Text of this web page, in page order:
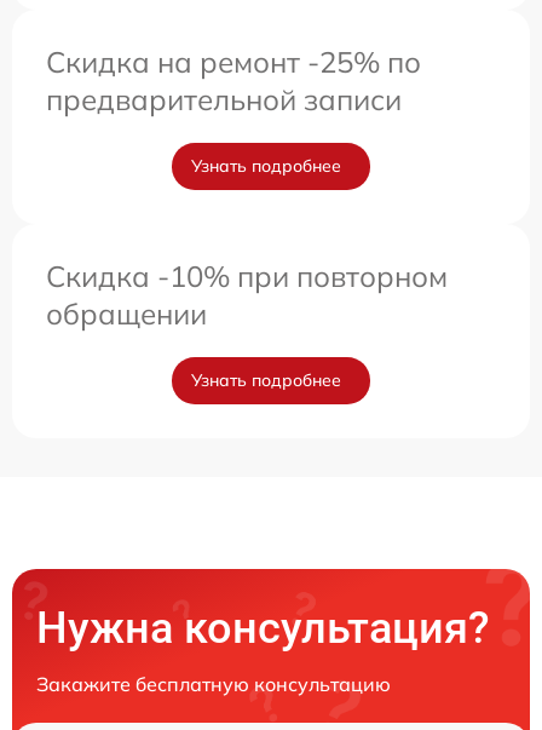
Скидка на ремонт -25% по
предварительной записи
Узнать подробнее
Скидка -10% при повторном
обращении
Узнать подробнее
Нужна консультация?
Закажите бесплатную консультацию